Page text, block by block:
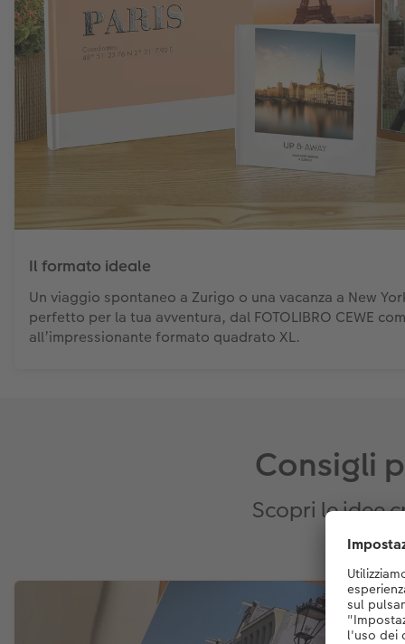
Il formato ideale
Un viaggio spontaneo a Zurigo o una vacanza a New
perfetto per la tua avventura, dal FOTOLIBRO CEWE
all’impressionante formato quadrato XL.
Consigli
Scopri le idee